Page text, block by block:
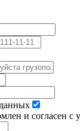
и согласен с